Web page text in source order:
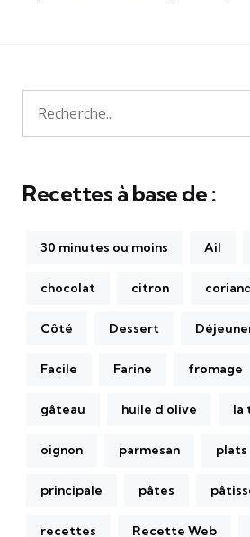
Recherche
pour:
Recettes à base de :
30 minutes ou moins Ail
chocolat citron
Côté Dessert
Facile Farine fromage
gâteau huile d'olive la
oignon parmesan plats
principale pâtes
recettes Recette Web